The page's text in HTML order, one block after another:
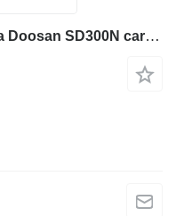
Davleniya vozduha sensor para Doosan SD300N cargadora de ruedas